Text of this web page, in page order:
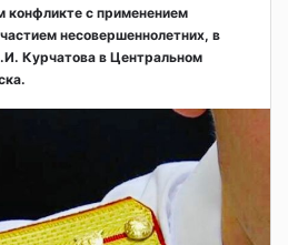
конфликте с применением
несовершеннолетних, в
Курчатова в Центральном